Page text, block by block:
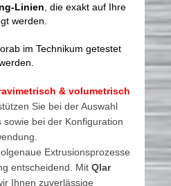
Linien, die exakt auf Ihre
werden.
im Technikum getestet
& volumetrisch
Sie bei der Auswahl
bei der Konfiguration
Extrusionsprozesse
entscheidend. Mit Qlar
Ihnen zuverlässige